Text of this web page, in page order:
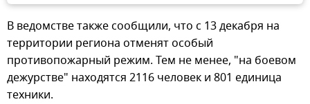
В ведомстве также сообщили, что с 13 декабря на
территории региона отменят особый
противопожарный режим. Тем не менее, "на боевом
дежурстве" находятся 2116 человек и 801 единица
техники.